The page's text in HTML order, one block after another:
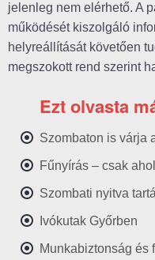
jelenleg nem elérhető. A
működését kiszolgáló
helyreállítását követően
megszokott rend szerint
Ezt olvasta
Szombaton is várja
Fűnyírás – csak
Szombati nyitva
Ivókutak Győrben
Munkabiztonság és